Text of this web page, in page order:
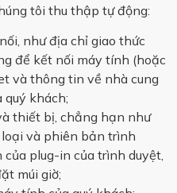
tôi thu thập tự động:
như địa chỉ giao thức
để kết nối máy tính (hoặc
và thông tin về nhà cung
quý khách;
thiết bị, chẳng hạn như
và phiên bản trình
plug-in của trình duyệt,
múi giờ;